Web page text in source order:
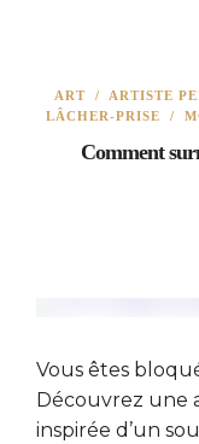
ART/ ARTISTE
LÂCHER-PRISE /
Comment
Vous êtes
Découvrez une
inspirée d’un